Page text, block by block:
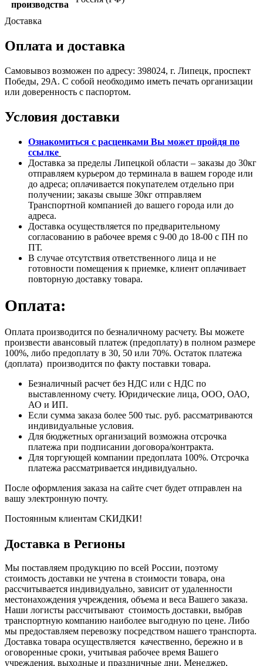
производства
Доставка
Оплата и доставка
Самовывоз возможен по адресу: 398024, г. Липецк, проспект
Победы, 29А. С собой необходимо иметь печать организации
или доверенность с паспортом.
Условия доставки
Ознакомиться с расценками Вы может пройдя по
ссылке
Доставка за пределы Липецкой области – заказы до 30кг
отправляем курьером до терминала в вашем городе или
до адреса; оплачивается покупателем отдельно при
получении; заказы свыше 30кг отправляем
Транспортной компанией до вашего города или до
адреса.
Доставка осуществляется по предварительному
согласованию в рабочее время с 9-00 до 18-00 с ПН по
ПТ.
В случае отсутствия ответственного лица и не
готовности помещения к приемке, клиент оплачивает
повторную доставку товара.
Оплата:
Оплата производится по безналичному расчету. Вы можете
произвести авансовый платеж (предоплату) в полном размере
100%, либо предоплату в 30, 50 или 70%. Остаток платежа
(доплата) производится по факту поставки товара.
Безналичный расчет без НДС или с НДС по
выставленному счету. Юридические лица, ООО, ОАО,
АО и ИП.
Если сумма заказа более 500 тыс. руб. рассматриваются
индивидуальные условия.
Для бюджетных организаций возможна отсрочка
платежа при подписании договора/контракта.
Для торгующей компании предоплата 100%. Отсрочка
платежа рассматривается индивидуально.
После оформления заказа на сайте счет будет отправлен на
вашу электронную почту.
Постоянным клиентам СКИДКИ!
Доставка в Регионы
Мы поставляем продукцию по всей России, поэтому
стоимость доставки не учтена в стоимости товара, она
рассчитывается индивидуально, зависит от удаленности
местонахождения учреждения, объема и веса Вашего заказа.
Наши логисты рассчитывают стоимость доставки, выбрав
транспортную компанию наиболее выгодную по цене. Либо
мы предоставляем перевозку посредством нашего транспорта.
Доставка товара осуществляется качественно, бережно и в
оговоренные сроки, учитывая рабочее время Вашего
учреждения, выходные и праздничные дни. Менеджер,